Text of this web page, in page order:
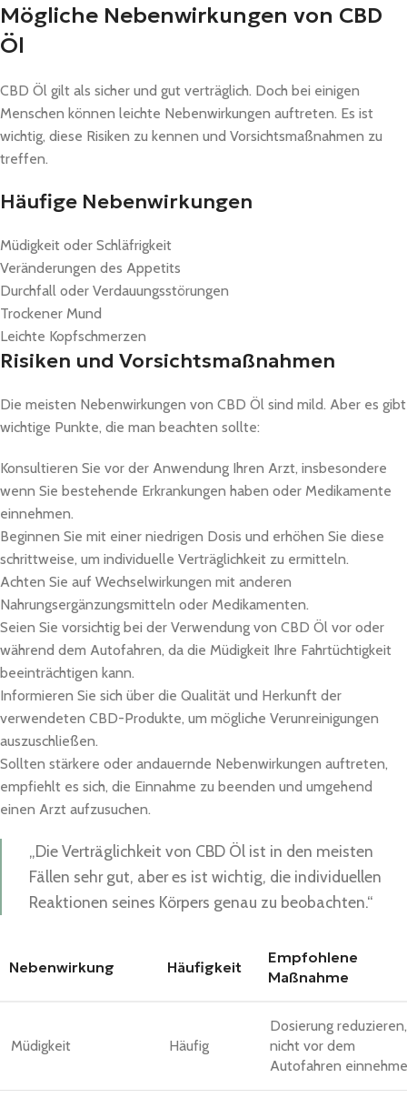
Mögliche Nebenwirkungen von CBD
Öl
CBD Öl gilt als sicher und gut verträglich. Doch bei einigen
Menschen können leichte Nebenwirkungen auftreten. Es ist
wichtig, diese Risiken zu kennen und Vorsichtsmaßnahmen zu
treffen.
Häufige Nebenwirkungen
Müdigkeit oder Schläfrigkeit
Veränderungen des Appetits
Durchfall oder Verdauungsstörungen
Trockener Mund
Leichte Kopfschmerzen
Risiken und Vorsichtsmaßnahmen
Die meisten Nebenwirkungen von CBD Öl sind mild. Aber es gibt
wichtige Punkte, die man beachten sollte:
Konsultieren Sie vor der Anwendung Ihren Arzt, insbesondere
wenn Sie bestehende Erkrankungen haben oder Medikamente
einnehmen.
Beginnen Sie mit einer niedrigen Dosis und erhöhen Sie diese
schrittweise, um individuelle Verträglichkeit zu ermitteln.
Achten Sie auf Wechselwirkungen mit anderen
Nahrungsergänzungsmitteln oder Medikamenten.
Seien Sie vorsichtig bei der Verwendung von CBD Öl vor oder
während dem Autofahren, da die Müdigkeit Ihre Fahrtüchtigkeit
beeinträchtigen kann.
Informieren Sie sich über die Qualität und Herkunft der
verwendeten CBD-Produkte, um mögliche Verunreinigungen
auszuschließen.
Sollten stärkere oder andauernde Nebenwirkungen auftreten,
empfiehlt es sich, die Einnahme zu beenden und umgehend
einen Arzt aufzusuchen.
„Die Verträglichkeit von CBD Öl ist in den meisten
Fällen sehr gut, aber es ist wichtig, die individuellen
Reaktionen seines Körpers genau zu beobachten.“
Nebenwirkung Häufigkeit
Empfohlene
Maßnahme
Müdigkeit Häufig
Dosierung reduzieren,
nicht vor dem
Autofahren